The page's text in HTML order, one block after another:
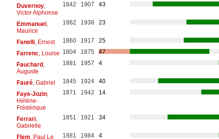
Duvernoy,
Victor Alphonse
1842 1907 43
Emmanuel,
Maurice
1862 1938 23
Fanelli, Ernest 1860 1917
25
Farrenc, Louise 1804 1875
47
Fauchard,
Auguste
1881 1957 4
Fauré, Gabriel 1845 1924
40
Faye-Jozin,
Hélène-
Frédérique
1871 1942 14
Ferrari,
Gabrielle
1851 1921 34
Flem , Paul Le 1881 1984
4